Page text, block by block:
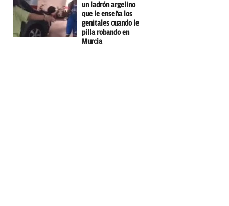
un ladrón argelino
que le enseña los
genitales cuando le
pilla robando en
Murcia